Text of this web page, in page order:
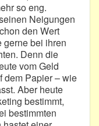
so eng.
Neigungen
den Wert
gerne bei ihren
Denn die
vom Geld
dem Papier – wie
Aber heute
bestimmt,
bestimmten